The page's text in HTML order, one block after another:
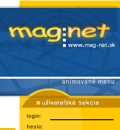
animované menu
login:
heslo: